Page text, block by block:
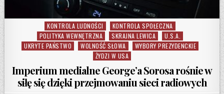
Posted in
KONTROLA LUDNOŚCI
KONTROLA SPOŁECZNA
POLITYKA WEWNĘTRZNA
SKRAJNA LEWICA
U.S.A.
UKRYTE PAŃSTWO
WOLNOŚĆ SŁOWA
WYBORY PREZYDENCKIE
ŻYDZI W USA
Imperium medialne George’a Sorosa rośnie w
siłę się dzięki przejmowaniu sieci radiowych